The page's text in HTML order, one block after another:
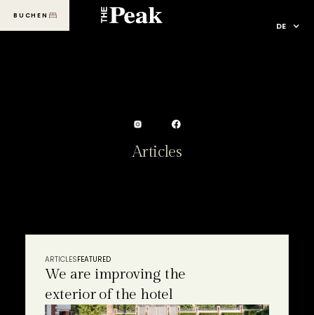
MENU
BUCHEN
DE
Articles
We are improving the
exterior of the hotel
ARTICLESFEATURED